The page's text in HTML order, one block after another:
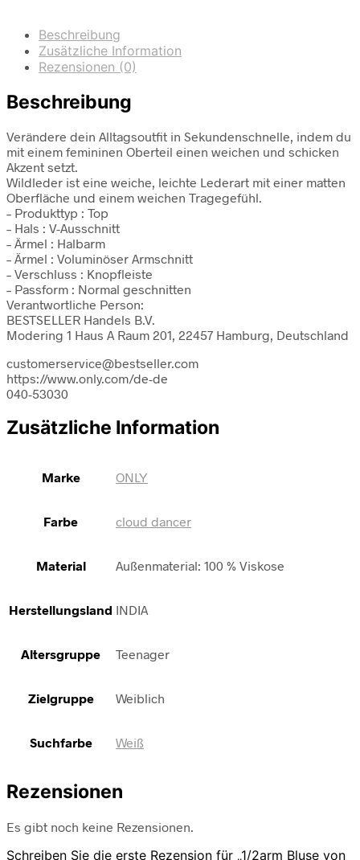
Beschreibung
Zusätzliche Information
Rezensionen (0)
Beschreibung
Verändere dein Alltagsoutfit in Sekundenschnelle, indem du
mit einem femininen Oberteil einen weichen und schicken
Akzent setzt.
Wildleder ist eine weiche, leichte Lederart mit einer matten
Oberfläche und einem weichen Tragegefühl.
– Produkttyp : Top
– Hals : V-Ausschnitt
– Ärmel : Halbarm
– Ärmel : Voluminöser Armschnitt
– Verschluss : Knopfleiste
– Passform : Normal geschnitten
Verantwortliche Person:
BESTSELLER Handels B.V.
Modering 1 Haus A Raum 201, 22457 Hamburg, Deutschland
customerservice@bestseller.com
https://www.only.com/de-de
040-53030
Zusätzliche Information
Marke ONLY
Farbe cloud dancer
Material Außenmaterial: 100 % Viskose
Herstellungsland INDIA
Altersgruppe Teenager
Zielgruppe Weiblich
Suchfarbe Weiß
Rezensionen
Es gibt noch keine Rezensionen.
Schreiben Sie die erste Rezension für „1/2arm Bluse von